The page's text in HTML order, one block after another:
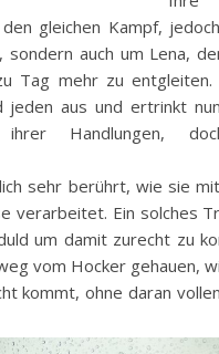
gleichen Kampf,
sondern auch um Lena,
Tag mehr zu entgleiten.
jeden aus und ertrinkt
ihrer Handlungen,
sehr berührt, wie sie
verarbeitet. Ein solches
um damit zurecht zu
vom Hocker gehauen,
kommt, ohne daran